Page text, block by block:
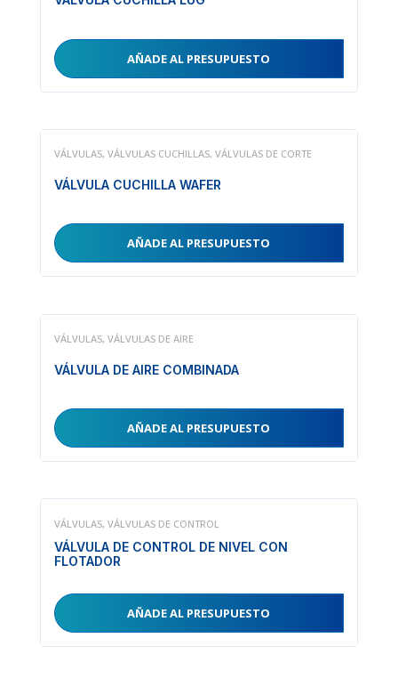
AÑADE AL PRESUPUESTO
VÁLVULAS, VÁLVULAS CUCHILLAS, VÁLVULAS DE CORTE
VÁLVULA CUCHILLA WAFER
AÑADE AL PRESUPUESTO
VÁLVULAS, VÁLVULAS DE AIRE
VÁLVULA DE AIRE COMBINADA
AÑADE AL PRESUPUESTO
VÁLVULAS, VÁLVULAS DE CONTROL
VÁLVULA DE CONTROL DE NIVEL CON
FLOTADOR
AÑADE AL PRESUPUESTO